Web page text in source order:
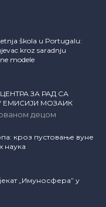
škola u Portugalu:
kroz saradnju
modele
ЗА РАД СА
МОЗАИК
децом
кроз пустовање вуне
наука
„Имуносфера” у